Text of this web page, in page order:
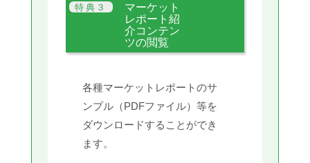
マーケット
レポート紹
介コンテン
ツの閲覧
各種マーケットレポートのサ
ンプル（PDFファイル）等を
ダウンロードすることができ
ます。